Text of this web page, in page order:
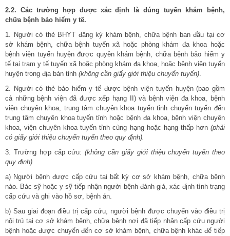
2.2. Các trường hợpđược xác định là đúng tuyến khám bệnh,
chữa bệnh bảo hiểm y tế.
1. Người có thẻ BHYT đăng ký khám bệnh, chữa bệnh ban đầu tại cơ
sở khám bệnh, chữa bệnh tuyến xã hoặc phòng khám đa khoa hoặc
bệnh viện tuyến huyện được quyền khám bệnh, chữa bệnh bảo hiểm y
tế tại trạm y tế tuyến xã hoặc phòng khám đa khoa, hoặc bệnh viện tuyến
huyện trong địa bàn tỉnh (không cần giấy giới thiệu chuyển tuyến).
2. Người có thẻ bảo hiểm y tế được bệnh viện tuyến huyện (bao gồm
cả những bệnh viện đã được xếp hạng II) và bệnh viện đa khoa, bệnh
viện chuyên khoa, trung tâm chuyên khoa tuyến tỉnh chuyển tuyến đến
trung tâm chuyên khoa tuyến tỉnh hoặc bệnh đa khoa, bệnh viện chuyên
khoa, viện chuyên khoa tuyến tỉnh cùng hạng hoặc hạng thấp hơn (phải
có giấy giới thiệu chuyển tuyến theo quy định).
3. Trường hợp cấp cứu:(khôngcần giấy giới thiệu chuyển tuyến theo
quy định)
a) Người bệnh được cấp cứu tại bất kỳ cơ sở khám bệnh, chữa bệnh
nào. Bác sỹ hoặc y sỹ tiếp nhận người bệnh đánh giá, xác định tình trạng
cấp cứu và ghi vào hồ sơ, bệnh án.
b) Sau giai đoạn điều trị cấp cứu, người bệnh được chuyển vào điều trị
nội trú tại cơ sở khám bệnh, chữa bệnh nơi đã tiếp nhận cấp cứu người
bệnh hoặc được chuyển đến cơ sở khám bệnh, chữa bệnh khác để tiếp